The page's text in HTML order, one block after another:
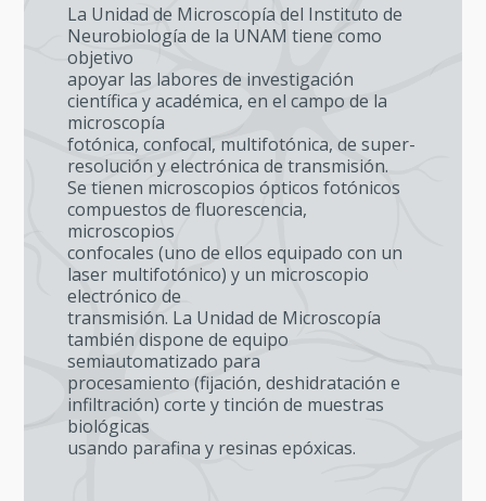
La Unidad de Microscopía del Instituto de
Neurobiología de la UNAM tiene como
objetivo
apoyar las labores de investigación
científica y académica, en el campo de la
microscopía
fotónica, confocal, multifotónica, de super-
resolución y electrónica de transmisión.
Se tienen microscopios ópticos fotónicos
compuestos de fluorescencia,
microscopios
confocales (uno de ellos equipado con un
laser multifotónico) y un microscopio
electrónico de
transmisión. La Unidad de Microscopía
también dispone de equipo
semiautomatizado para
procesamiento (fijación, deshidratación e
infiltración) corte y tinción de muestras
biológicas
usando parafina y resinas epóxicas.